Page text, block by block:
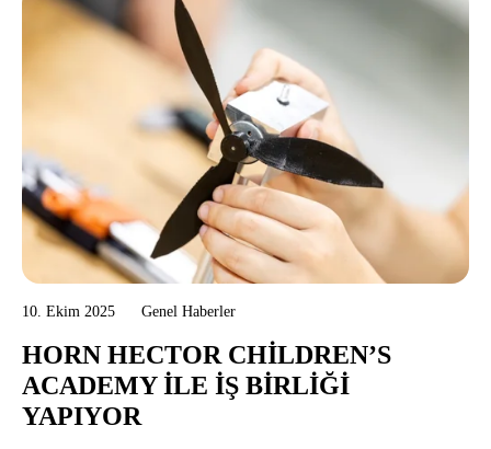
10. Ekim 2025 Genel Haberler
HORN HECTOR CHILDREN’S
ACADEMY ILE IŞ BIRLIĞI
YAPIYOR